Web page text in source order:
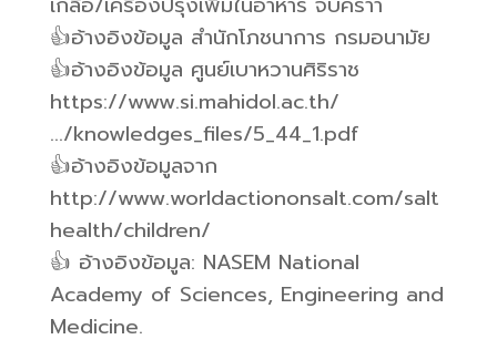
👍อ้างอิงข้อมูล สำนักโภชนาการ กรมอนามัย
👍อ้างอิงข้อมูล ศูนย์เบาหวานศิริราช
https://www.si.mahidol.ac.th/
…/knowledges_files/5_44_1.pdf
👍อ้างอิงข้อมูลจาก
http://www.worldactiononsalt.com/salt
health/children/
👍 อ้างอิงข้อมูล: NASEM National
Academy of Sciences, Engineering and
Medicine.